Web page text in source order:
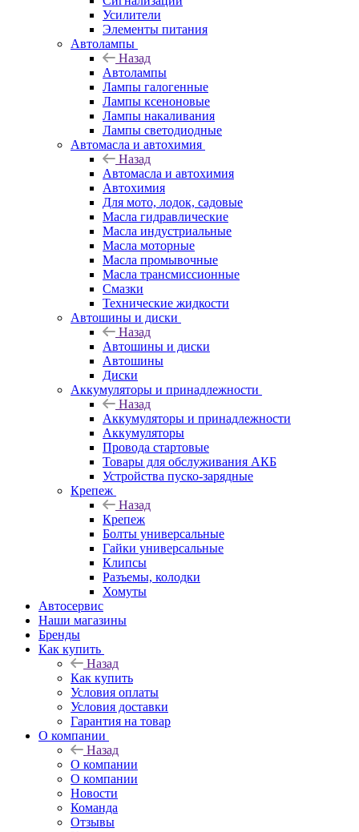
Усилители
Элементы питания
Автолампы
Назад
Автолампы
Лампы галогенные
Лампы ксеноновые
Лампы накаливания
Лампы светодиодные
Автомасла и автохимия
Назад
Автомасла и автохимия
Автохимия
Для мото, лодок, садовые
Масла гидравлические
Масла индустриальные
Масла моторные
Масла промывочные
Масла трансмиссионные
Смазки
Технические жидкости
Автошины и диски
Назад
Автошины и диски
Автошины
Диски
Аккумуляторы и принадлежности
Назад
Аккумуляторы и принадлежности
Аккумуляторы
Провода стартовые
Товары для обслуживания АКБ
Устройства пуско-зарядные
Крепеж
Назад
Крепеж
Болты универсальные
Гайки универсальные
Клипсы
Разъемы, колодки
Хомуты
Автосервис
Наши магазины
Бренды
Как купить
Назад
Как купить
Условия оплаты
Условия доставки
Гарантия на товар
О компании
Назад
О компании
О компании
Новости
Команда
Отзывы